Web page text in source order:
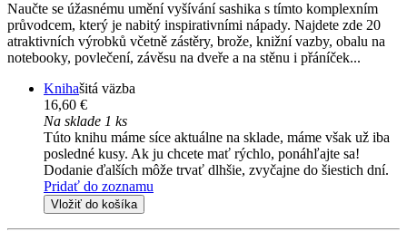
Naučte se úžasnému umění vyšívání sashika s tímto komplexním
průvodcem, který je nabitý inspirativními nápady. Najdete zde 20
atraktivních výrobků včetně zástěry, brože, knižní vazby, obalu na
notebooky, povlečení, závěsu na dveře a na stěnu i přáníček...
Knihašitá väzba
16,60 €
Na sklade 1 ks
Túto knihu máme síce aktuálne na sklade, máme však už iba
posledné kusy. Ak ju chcete mať rýchlo, ponáhľajte sa!
Dodanie ďalších môže trvať dlhšie, zvyčajne do šiestich dní.
Pridať do zoznamu
Vložiť do košíka